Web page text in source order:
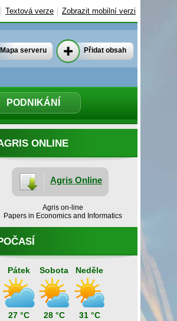
Textová verze Zobrazit mobilní verzi
PODNIKÁNÍ
Mapa serveru Přidat obsah
ONLINE
Agris Online
Agris on-line
Papers in Economics and Informatics
Pátek
27 °C
Sobota
28 °C
Neděle
31 °C